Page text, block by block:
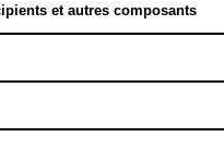
et autres composants